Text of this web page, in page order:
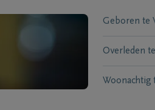
Geboren te
Overleden te
Woonachtig